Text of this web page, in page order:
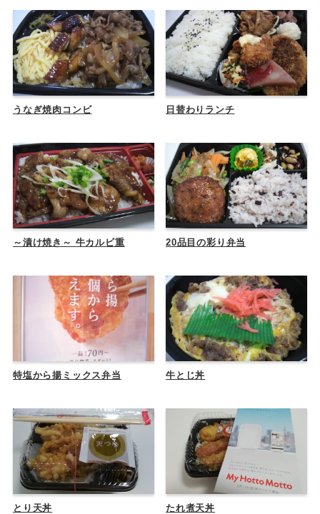
うなぎ焼肉コンビ 日替わりランチ
～漬け焼き～ 牛カルビ重 20品目の彩り弁当
特塩から揚ミックス弁当 牛とじ丼
とり天丼 たれ煮天丼